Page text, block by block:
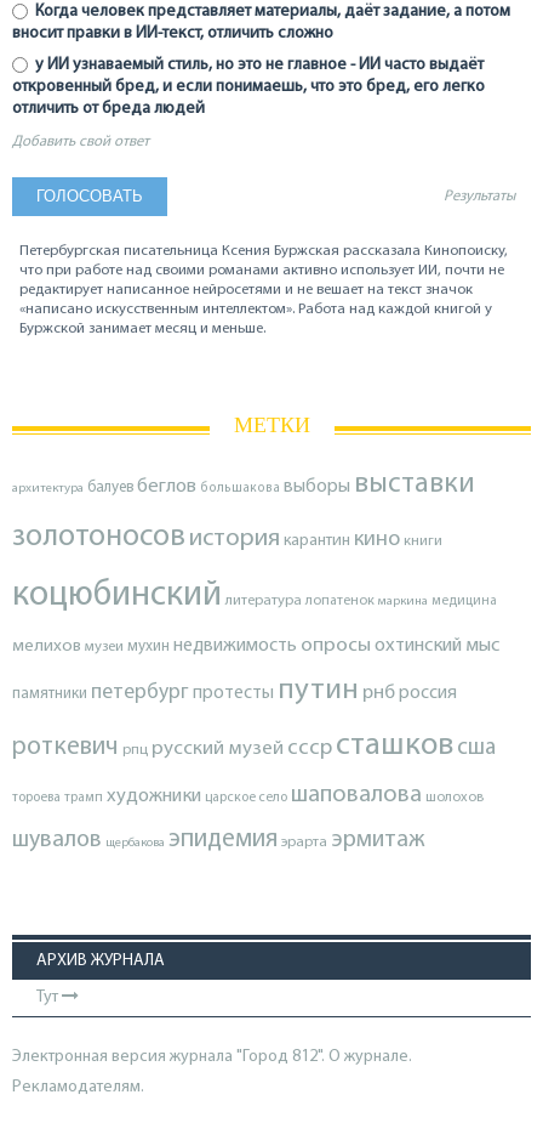
Когда человек представляет материалы, даёт задание, а потом
вносит правки в ИИ-текст, отличить сложно
у ИИ узнаваемый стиль, но это не главное - ИИ часто выдаёт
откровенный бред, и если понимаешь, что это бред, его легко
отличить от бреда людей
Добавить свой ответ
Результаты
Петербургская писательница Ксения Буржская рассказала Кинопоиску,
что при работе над своими романами активно использует ИИ, почти не
редактирует написанное нейросетями и не вешает на текст значок
«написано искусственным интеллектом». Работа над каждой книгой у
Буржской занимает месяц и меньше.
МЕТКИ
архитектура балуев беглов большакова выборы выставки
золотоносов история карантин кино книги
коцюбинский литература лопатенок маркина медицина
мелихов музеи мухин недвижимость опросы охтинский мыс
памятники петербургпротесты путин рнброссия
роткевич рпц русский музей ссср сташков сша
тороева трамп художники царское село шаповалова шолохов
шувалов щербакова эпидемия эрарта эрмитаж
АРХИВ ЖУРНАЛА
Тут
Электронная версия журнала "Город 812". О журнале.
Рекламодателям.